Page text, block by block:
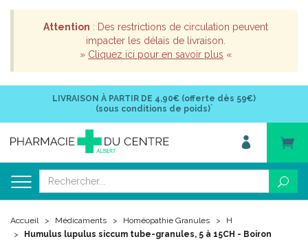
Attention : Des restrictions de circulation peuvent
impacter les délais de livraison.
» Cliquez ici pour en savoir plus «
LIVRAISON À PARTIR DE 4,90€ (offerte dès 59€)
(sous conditions de poids)*
Accueil Médicaments Homéopathie Granules
H
Humulus lupulus siccum tube-granules, 5 à 15CH - Boiron